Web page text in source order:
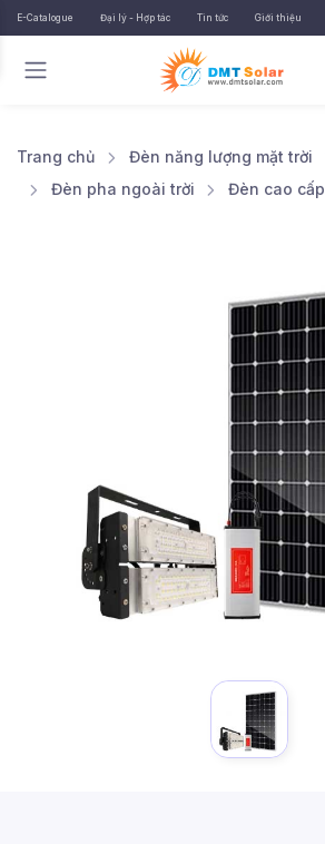
E-Catalogue Đại lý - Hợp tác Tin tức Giới thiệu
Trang chủ Đèn năng lượng mặt trời
Đèn pha ngoài trời
Đèn cao cấp